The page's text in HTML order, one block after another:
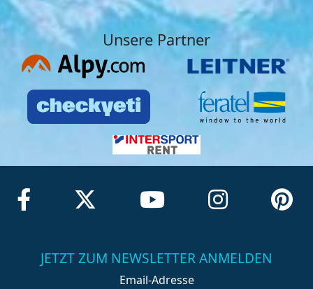
Unsere Partner
JETZT ZUM NEWSLETTER ANMELDEN
Email-Adresse